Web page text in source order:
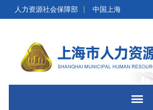
无障碍操作说明 跳转到网站导航区
人力资源社会保障部 中国上海